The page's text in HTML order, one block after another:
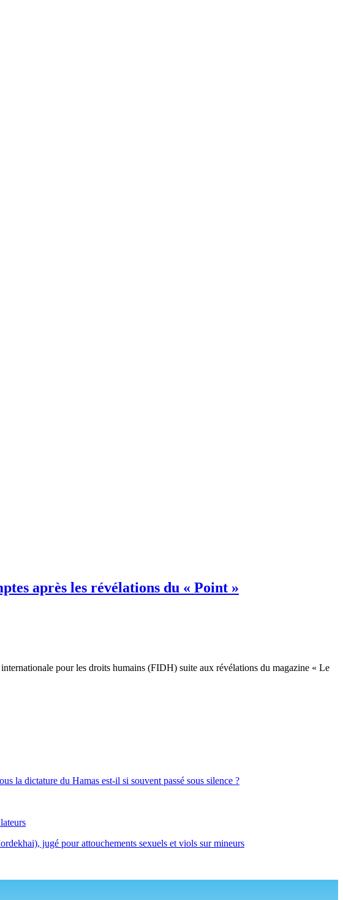
après les révélations du « Point »
pour les droits humains (FIDH) suite aux révélations du magazine « Le
la dictature du Hamas est-il si souvent passé sous silence ?
jugé pour attouchements sexuels et viols sur mineurs